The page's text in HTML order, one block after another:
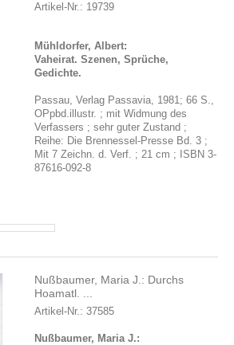
Artikel-Nr.: 19739
Mühldorfer, Albert:
Vaheirat. Szenen, Sprüche,
Gedichte.
Passau, Verlag Passavia, 1981; 66 S.,
OPpbd.illustr. ; mit Widmung des
Verfassers ; sehr guter Zustand ;
Reihe: Die Brennessel-Presse Bd. 3 ;
Mit 7 Zeichn. d. Verf. ; 21 cm ; ISBN 3-
87616-092-8
Nußbaumer, Maria J.: Durchs
Hoamatl. ...
Artikel-Nr.: 37585
Nußbaumer, Maria J.: